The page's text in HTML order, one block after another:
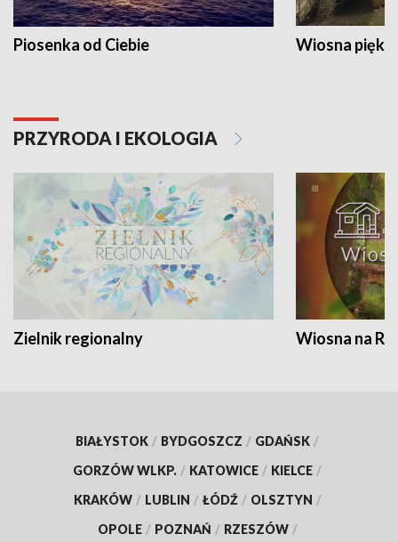
Piosenka od Ciebie Wiosna
PRZYRODA I EKOLOGIA
Zielnik regionalny Wiosna na
BIAŁYSTOK / BYDGOSZCZ / GDAŃSK /
GORZÓW WLKP. / KATOWICE / KIELCE /
KRAKÓW / LUBLIN / ŁÓDŹ / OLSZTYN /
OPOLE / POZNAŃ / RZESZÓW /